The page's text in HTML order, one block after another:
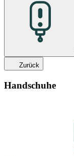
Zurück
Handschuhe